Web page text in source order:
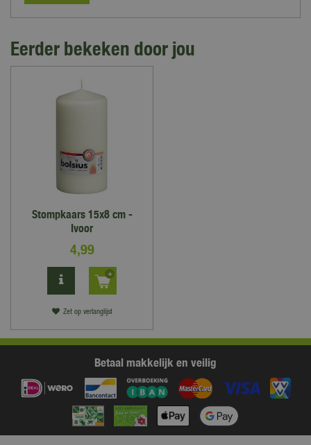
Eerder bekeken door jou
Stompkaars 15x8 cm -
Ivoor
4,99
Zet op verlanglijst
Betaal makkelijk en veilig